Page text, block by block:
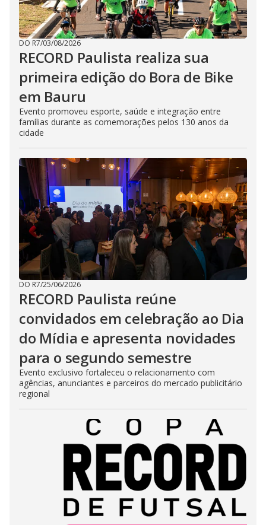
DO R7/03/08/2026
RECORD Paulista realiza sua
primeira edição do Bora de Bike
em Bauru
Evento promoveu esporte, saúde e integração entre
famílias durante as comemorações pelos 130 anos da
cidade
DO R7/25/06/2026
RECORD Paulista reúne
convidados em celebração ao Dia
do Mídia e apresenta novidades
para o segundo semestre
Evento exclusivo fortaleceu o relacionamento com
agências, anunciantes e parceiros do mercado publicitário
regional